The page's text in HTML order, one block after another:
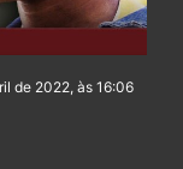
de 2022, às 16:06